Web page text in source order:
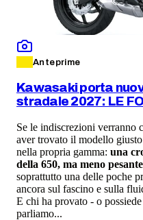
Anteprime
Kawasaki porta
stradale 2027: LE
Se le indiscrezioni verranno
aver trovato il modello
nella propria gamma: una
della 650, ma meno
soprattutto una delle poche
ancora sul fascino e sulla
E chi ha provato - o
parliamo...